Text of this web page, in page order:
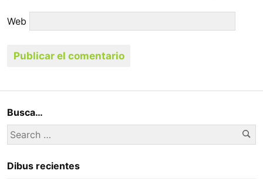
Web
Busca…
Search
for:
Dibus recientes